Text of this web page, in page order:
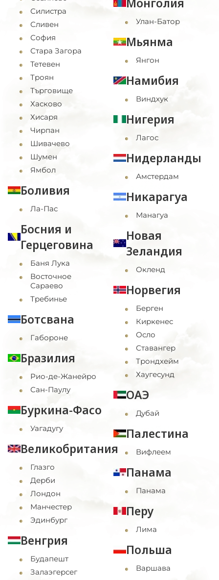
Силистра
Сливен
София
Стара Загора
Тетевен
Троян
Търговище
Хасково
Хисаря
Чирпан
Шивачево
Шумен
Ямбол
Боливия
Ла-Пас
Босния и
Герцеговина
Баня Лука
Восточное
Сараево
Требинье
Ботсвана
Габороне
Бразилия
Рио-де-Жанейро
Сан-Паулу
Буркина-Фасо
Уагадугу
Великобритания
Глазго
Дерби
Лондон
Манчестер
Эдинбург
Венгрия
Будапешт
Залаэгерсег
Улан-Батор
Мьянма
Янгон
Намибия
Виндхук
Нигерия
Лагос
Нидерланды
Амстердам
Никарагуа
Манагуа
Новая
Зеландия
Окленд
Норвегия
Берген
Киркенес
Осло
Ставангер
Трондхейм
Хаугесунд
ОАЭ
Дубай
Палестина
Вифлеем
Панама
Панама
Перу
Лима
Польша
Варшава